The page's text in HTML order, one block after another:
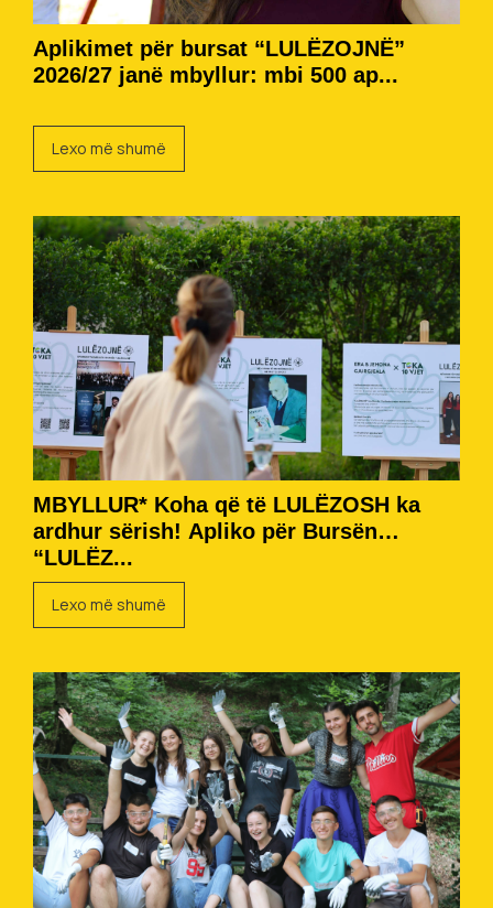
Aplikimet për bursat “LULËZOJNË”
2026/27 janë mbyllur: mbi 500 ap...
Lexo më shumë
MBYLLUR* Koha që të LULËZOSH ka
ardhur sërish! Apliko për Bursën
“LULËZ...
Lexo më shumë